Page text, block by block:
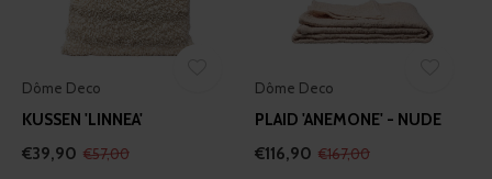
Dôme Deco
KUSSEN 'LINNEA'
€39,90 €57,00
Dôme Deco
PLAID 'ANEMONE' - NUDE
€116,90 €167,00